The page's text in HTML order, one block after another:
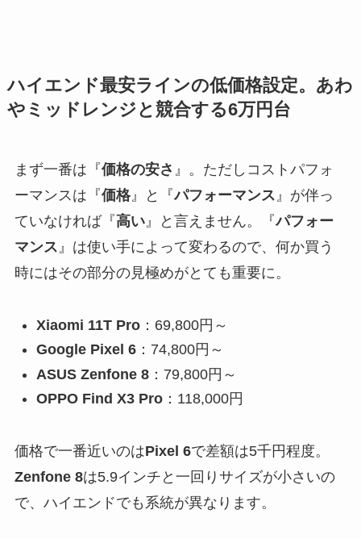
ハイエンド最安ラインの低価格設定。あわ
やミッドレンジと競合する6万円台
まず一番は『価格の安さ 』。ただしコストパフォ
ーマンスは『価格』と『パフォーマンス 』が伴っ
ていなければ『高い』と言えません。『パフォー
マンス 』は使い手によって変わるので、何か買う
時にはその部分の見極めがとても重要に。
Xiaomi 11T Pro：69,800円～
Google Pixel 6：74,800円～
ASUS Zenfone 8：79,800円～
OPPO Find X3 Pro：118,000円
価格で一番近いのはPixel 6で差額は5千円程度。
Zenfone 8は5.9インチと一回りサイズが小さいの
で、ハイエンドでも系統が異なります。